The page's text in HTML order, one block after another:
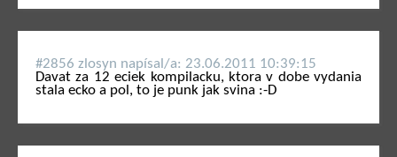
#2856 zlosyn napí­sal/a: 23.06.2011 10:39:15
Davat za 12 eciek kompilacku, ktora v dobe vydania
stala ecko a pol, to je punk jak svina :-D